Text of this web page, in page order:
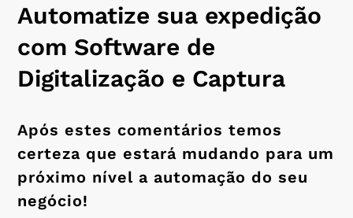
Automatize sua expedição
com Software de
Digitalização e Captura
Após estes comentários temos
certeza que estará mudando para um
próximo nível a automação do seu
negócio!